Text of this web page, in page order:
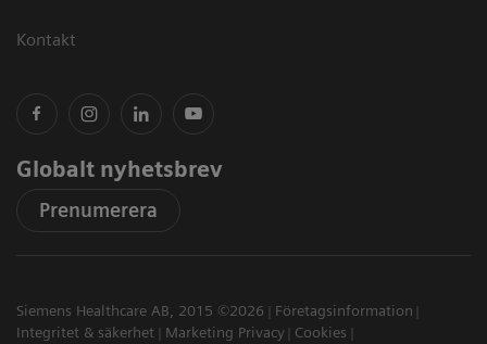
Kontakt
Globalt nyhetsbrev
Prenumerera
Siemens Healthcare AB, 2015 ©2026
Företagsinformation
Integritet & säkerhet
Marketing Privacy
Cookies